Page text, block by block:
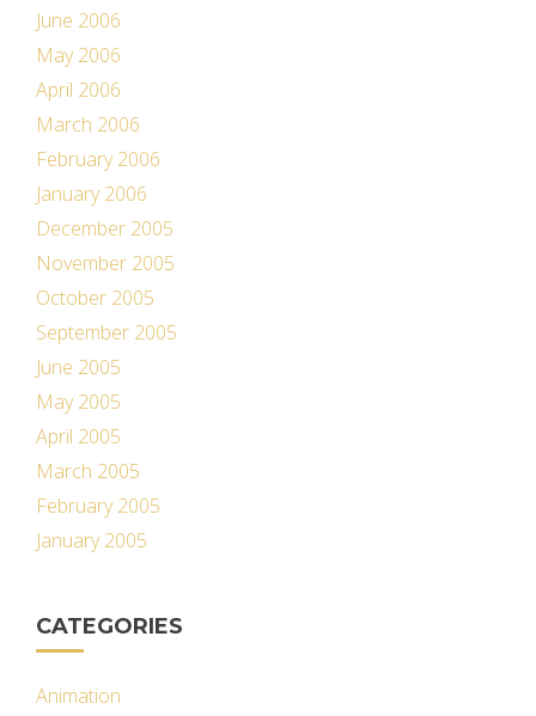
June 2006
May 2006
April 2006
March 2006
February 2006
January 2006
December 2005
November 2005
October 2005
September 2005
June 2005
May 2005
April 2005
March 2005
February 2005
January 2005
CATEGORIES
Animation